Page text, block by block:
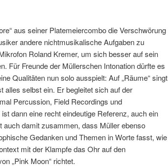
aus seiner Platemeiercombo die Verschwörung
andere nichtmusikalische Aufgaben zu
Roland Kremer, um sich besser auf sein
Für Freunde der Müllerschen Intonation dürfte es
Qualitäten nun solo ausspielt: Auf „Räume“ singt
alles selbst ein. Er begleitet sich auf der
Percussion, Field Recordings und
dann eine recht eindeutige Referenz, auch ein
auch damit zusammen, dass Müller ebenso
Gedanken und Themen in Worte fasst, wie
mit der Klampfe das Ohr auf den
„Pink Moon“ richtet.